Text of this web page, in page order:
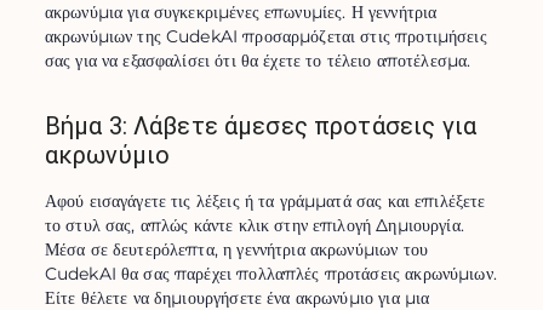
ακρωνύμια για συγκεκριμένες επωνυμίες. Η γεννήτρια
ακρωνύμιων της CudekAI προσαρμόζεται στις προτιμήσεις
σας για να εξασφαλίσει ότι θα έχετε το τέλειο αποτέλεσμα.
Βήμα 3: Λάβετε άμεσες προτάσεις για
ακρωνύμιο
Αφού εισαγάγετε τις λέξεις ή τα γράμματά σας και επιλέξετε
το στυλ σας, απλώς κάντε κλικ στην επιλογή Δημιουργία.
Μέσα σε δευτερόλεπτα, η γεννήτρια ακρωνύμιων του
CudekAI θα σας παρέχει πολλαπλές προτάσεις ακρωνύμιων.
Είτε θέλετε να δημιουργήσετε ένα ακρωνύμιο για μια